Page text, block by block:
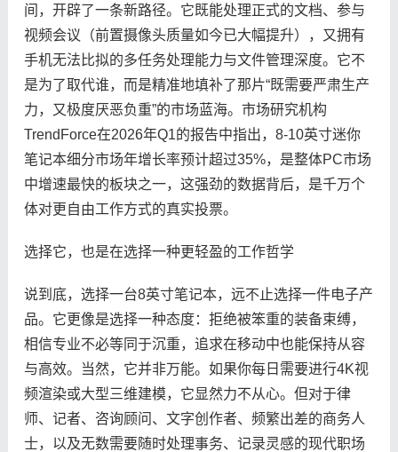
间，开辟了一条新路径。它既能处理正式的文档、参与
视频会议（前置摄像头质量如今已大幅提升），又拥有
手机无法比拟的多任务处理能力与文件管理深度。它不
是为了取代谁，而是精准地填补了那片“既需要严肃生产
力，又极度厌恶负重”的市场蓝海。市场研究机构
TrendForce在2026年Q1的报告中指出，8-10英寸迷你
笔记本细分市场年增长率预计超过35%，是整体PC市场
中增速最快的板块之一，这强劲的数据背后，是千万个
体对更自由工作方式的真实投票。
选择它，也是在选择一种更轻盈的工作哲学
说到底，选择一台8英寸笔记本，远不止选择一件电子产
品。它更像是选择一种态度：拒绝被笨重的装备束缚，
相信专业不必等同于沉重，追求在移动中也能保持从容
与高效。当然，它并非万能。如果你每日需要进行4K视
频渲染或大型三维建模，它显然力不从心。但对于律
师、记者、咨询顾问、文字创作者、频繁出差的商务人
士，以及无数需要随时处理事务、记录灵感的现代职场